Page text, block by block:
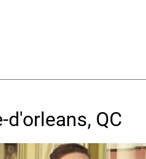
d'orleans, QC